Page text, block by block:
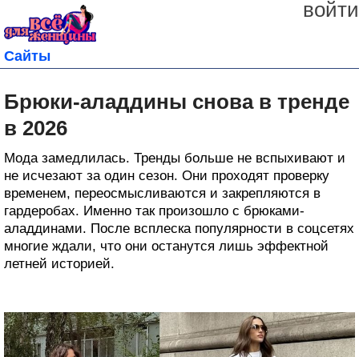
войти
Сайты
Брюки-аладдины снова в тренде
в 2026
Мода замедлилась. Тренды больше не вспыхивают и
не исчезают за один сезон. Они проходят проверку
временем, переосмысливаются и закрепляются в
гардеробах. Именно так произошло с брюками-
аладдинами. После всплеска популярности в соцсетях
многие ждали, что они останутся лишь эффектной
летней историей.